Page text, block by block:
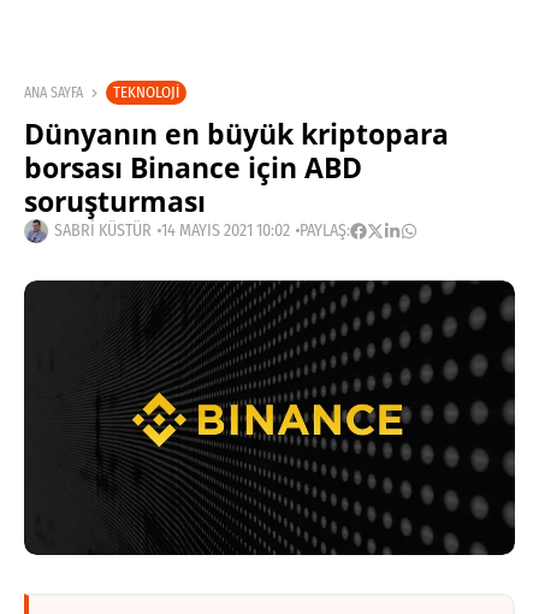
ANA SAYFA TEKNOLOJI
Dünyanın en büyük kriptopara
borsası Binance için ABD
soruşturması
SABRI KÜSTÜR 14 MAYIS 2021 10:02 PAYLAŞ: